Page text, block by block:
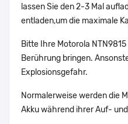
lassen Sie den 2-3 Mal
entladen,um die maximale
Bitte Ihre Motorola
Berührung bringen.
Explosionsgefahr.
Normalerweise werden die
Akku während ihrer Auf-